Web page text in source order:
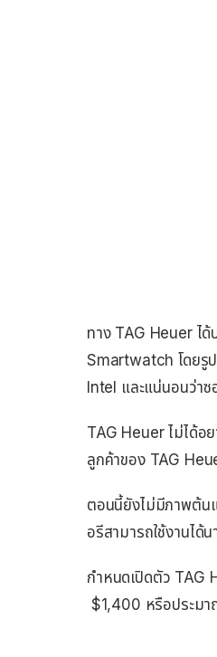
ทาง TAG Heuer ไ
Smartwatch โดยรู
Intel และแน่นอนว่าซ
TAG Heuer ไม่ได้อ
ลูกค้าของ TAG
ตอนนี้ยังไม่มีภาพต้น
อรีสามารถใช้งานได้
กำหนดเปิดตัว TAG
$1,400 หรือประม